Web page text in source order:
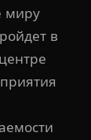
миру
в